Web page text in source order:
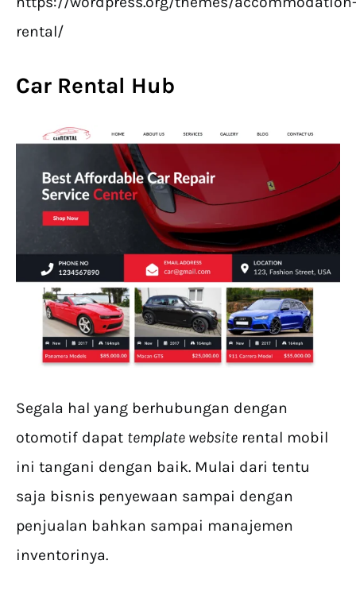
rental/
Car Rental Hub
Segala hal yang berhubungan dengan
otomotif dapat template website rental mobil
ini tangani dengan baik. Mulai dari tentu
saja bisnis penyewaan sampai dengan
penjualan bahkan sampai manajemen
inventorinya.